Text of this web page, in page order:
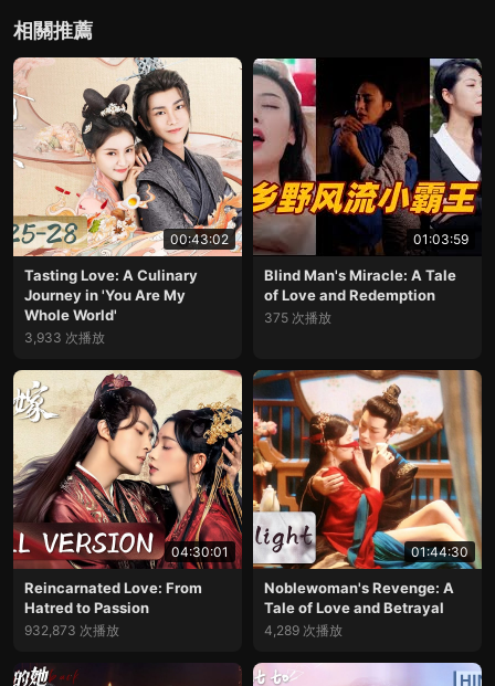
相關推薦
00:43:02
Tasting Love: A Culinary
Journey in 'You Are My
Whole World'
3,933 次播放
01:03:59
Blind Man's Miracle: A Tale
of Love and Redemption
375 次播放
04:30:01
Reincarnated Love: From
Hatred to Passion
932,873 次播放
01:44:30
Noblewoman's Revenge: A
Tale of Love and Betrayal
4,289 次播放